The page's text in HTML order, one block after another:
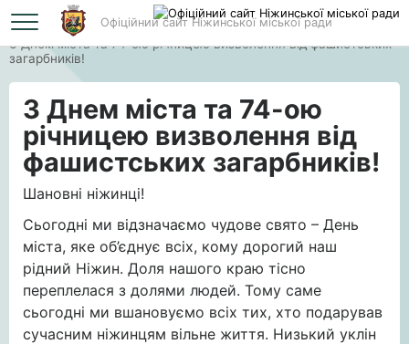
Офіційний сайт Ніжинської міської ради
Головна
З Днем міста та 74-ою річницею визволення від фашистських
загарбників!
З Днем міста та 74-ою
річницею визволення від
фашистських загарбників!
Шановні ніжинці!
Сьогодні ми відзначаємо чудове свято – День
міста, яке об’єднує всіх, кому дорогий наш
рідний Ніжин. Доля нашого краю тісно
переплелася з долями людей. Тому саме
сьогодні ми вшановуємо всіх тих, хто подарував
сучасним ніжинцям вільне життя. Низький уклін